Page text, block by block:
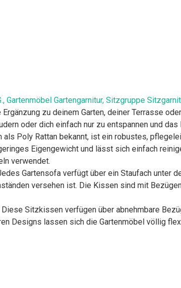
Gartenmöbel Gartengarnitur, Sitzgruppe
zu deinem Garten, deiner Terrasse
oder dich einfach nur zu entspannen und
als Poly Rattan bekannt, ist ein robustes,
Eigengewicht und lässt sich einfach
verwendet.
Gartensofa verfügt über ein Staufach
versehen ist. Die Kissen sind mit
Diese Sitzkissen verfügen über abnehmbare
Designs lassen sich die Gartenmöbel völlig